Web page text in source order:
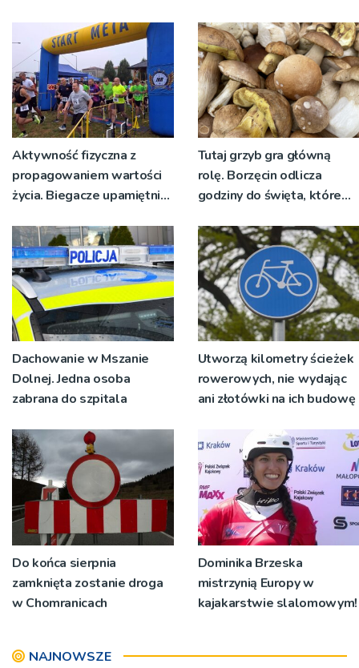
żywo [ZDJĘCIA]
Aktywność fizyczna z
propagowaniem wartości
życia. Biegacze upamiętnili
Tutaj grzyb gra główną
rolę. Borzęcin odlicza
godziny do święta, które
pokoleń
Dachowanie w Mszanie
Dolnej. Jedna osoba
zabrana do szpitala
Utworzą kilometry ścieżek
rowerowych, nie wydając
ani złotówki na ich budowę
Do końca sierpnia
zamknięta zostanie droga
w Chomranicach
Dominika Brzeska
mistrzynią Europy w
kajakarstwie slalomowym!
NAJNOWSZE